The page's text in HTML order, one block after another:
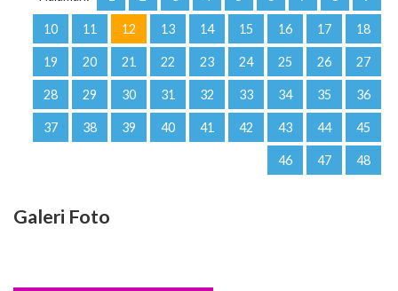
10 11 12 13 14 15 16 17 18
19 20 21 22 23 24 25 26 27
28 29 30 31 32 33 34 35 36
37 38 39 40 41 42 43 44 45
46 47 48
Galeri Foto